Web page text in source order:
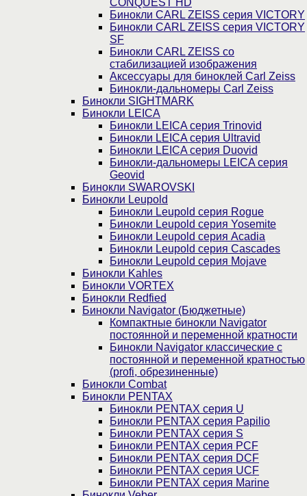
CONQUEST HD
Бинокли CARL ZEISS серия VICTORY
Бинокли CARL ZEISS серия VICTORY
SF
Бинокли CARL ZEISS со
стабилизацией изображения
Аксессуары для биноклей Carl Zeiss
Бинокли-дальномеры Carl Zeiss
Бинокли SIGHTMARK
Бинокли LEICA
Бинокли LEICA серия Trinovid
Бинокли LEICA серия Ultravid
Бинокли LEICA серия Duovid
Бинокли-дальномеры LEICA серия
Geovid
Бинокли SWAROVSKI
Бинокли Leupold
Бинокли Leupold серия Rogue
Бинокли Leupold серия Yosemite
Бинокли Leupold серия Acadia
Бинокли Leupold серия Cascades
Бинокли Leupold серия Mojave
Бинокли Kahles
Бинокли VORTEX
Бинокли Redfied
Бинокли Navigator (Бюджетные)
Компактные бинокли Navigator
постоянной и переменной кратности
Бинокли Navigator классические с
постоянной и переменной кратностью
(profi, обрезиненные)
Бинокли Combat
Бинокли PENTAX
Бинокли PENTAX серия U
Бинокли PENTAX серия Papilio
Бинокли PENTAX серия S
Бинокли PENTAX серия PCF
Бинокли PENTAX серия DCF
Бинокли PENTAX серия UCF
Бинокли PENTAX серия Marine